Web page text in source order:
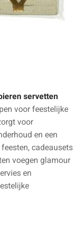
servetten
voor feestelijke
voor
en een
cadeausets
voegen glamour
en